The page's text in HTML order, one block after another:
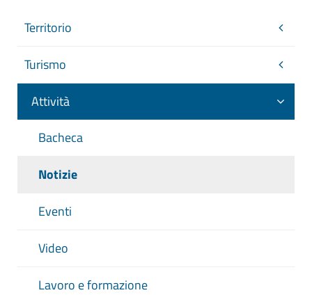
Territorio
Turismo
Attività
Bacheca
Notizie
Eventi
Video
Lavoro e formazione